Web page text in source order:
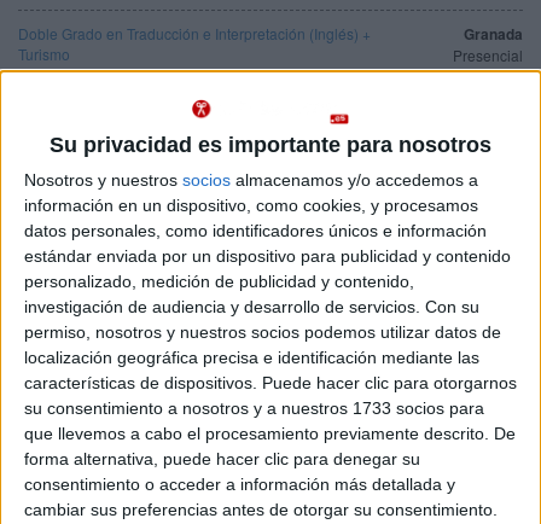
Su privacidad es importante para nosotros
Nosotros y nuestros socios almacenamos y/o accedemos a
información en un dispositivo, como cookies, y procesamos
datos personales, como identificadores únicos e información
estándar enviada por un dispositivo para publicidad y contenido
personalizado, medición de publicidad y contenido,
investigación de audiencia y desarrollo de servicios. Con su
permiso, nosotros y nuestros socios podemos utilizar datos de
localización geográfica precisa e identificación mediante las
características de dispositivos. Puede hacer clic para otorgarnos
su consentimiento a nosotros y a nuestros 1733 socios para
que llevemos a cabo el procesamiento previamente descrito. De
forma alternativa, puede hacer clic para denegar su
consentimiento o acceder a información más detallada y
cambiar sus preferencias antes de otorgar su consentimiento.
Granada
Presencial
enseñanza:
Bilingüe
(castellano/
Doble Grado en Traducción e Interpretación (Inglés) +
Turismo
Universidad de Granada
Web de la facultad:http://www.ugr.es/~factrad/
Precio del primer curso:no disponible
Pídeles información ¡GRATIS!
Presencial
Nota de corte
5,000
Idioma de
enseñanza:
Grado en Traducción e Interpretación (Francés)
Universidad de Granada
Universidad Pública
Web de la facultad: http://www.ugr.es/~factrad/
Duración:4,0 años
Precio del primer curso:757 €
Pídeles información ¡GRATIS!
Granada
Doble Grado en Traducción e Interpretación (Alemán) +